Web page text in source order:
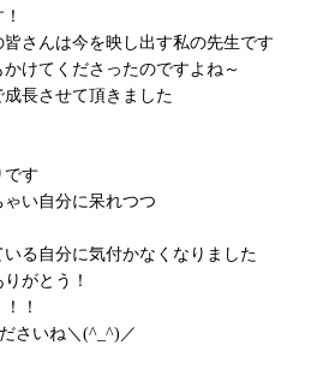
さんは今を映し出す私の先生です
けてくださったのですよね～
長させて頂きました
です
い自分に呆れつつ
る自分に気付かなくなりました
がとう！
！
さいね＼(^_^)／